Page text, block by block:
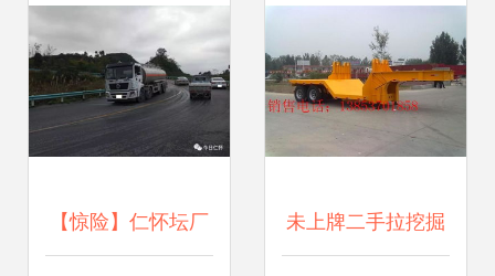
【惊险】仁怀坛厂 未上牌二手拉挖掘